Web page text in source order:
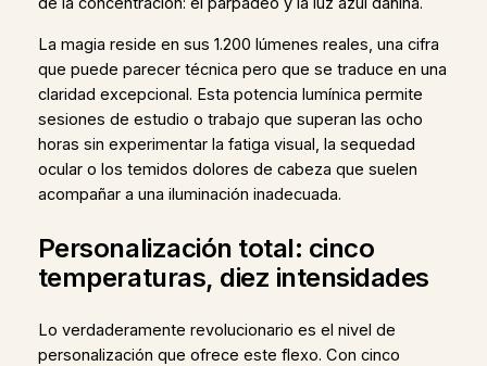
La magia reside en sus 1.200 lúmenes reales, una cifra
que puede parecer técnica pero que se traduce en una
claridad excepcional. Esta potencia lumínica permite
sesiones de estudio o trabajo que superan las ocho
horas sin experimentar la fatiga visual, la sequedad
ocular o los temidos dolores de cabeza que suelen
acompañar a una iluminación inadecuada.
Personalización total: cinco
temperaturas, diez intensidades
Lo verdaderamente revolucionario es el nivel de
personalización que ofrece este flexo. Con cinco